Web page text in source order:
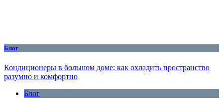
Блог
Кондиционеры в большом доме: как охладить пространство
разумно и комфортно
Блог